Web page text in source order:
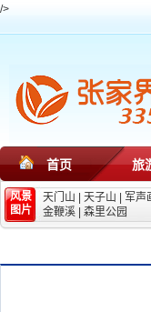
/>
首页 旅
风景
图片
天门山 天子山
军声
金鞭溪
森里公园